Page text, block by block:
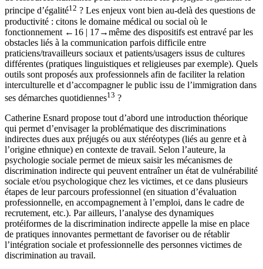
principe d’égalité12 ? Les enjeux vont bien au-delà des questions de
productivité : citons le domaine médical ou social où le
fonctionnement ←16 | 17→même des dispositifs est entravé par les
obstacles liés à la communication parfois difficile entre
praticiens/travailleurs sociaux et patients/usagers issus de cultures
différentes (pratiques linguistiques et religieuses par exemple). Quels
outils sont proposés aux professionnels afin de faciliter la relation
interculturelle et d’accompagner le public issu de l’immigration dans
ses démarches quotidiennes13 ?
Catherine Esnard propose tout d’abord une introduction théorique
qui permet d’envisager la problématique des discriminations
indirectes dues aux préjugés ou aux stéréotypes (liés au genre et à
l’origine ethnique) en contexte de travail. Selon l’auteure, la
psychologie sociale permet de mieux saisir les mécanismes de
discrimination indirecte qui peuvent entraîner un état de vulnérabilité
sociale et/ou psychologique chez les victimes, et ce dans plusieurs
étapes de leur parcours professionnel (en situation d’évaluation
professionnelle, en accompagnement à l’emploi, dans le cadre de
recrutement, etc.). Par ailleurs, l’analyse des dynamiques
protéiformes de la discrimination indirecte appelle la mise en place
de pratiques innovantes permettant de favoriser ou de rétablir
l’intégration sociale et professionnelle des personnes victimes de
discrimination au travail.